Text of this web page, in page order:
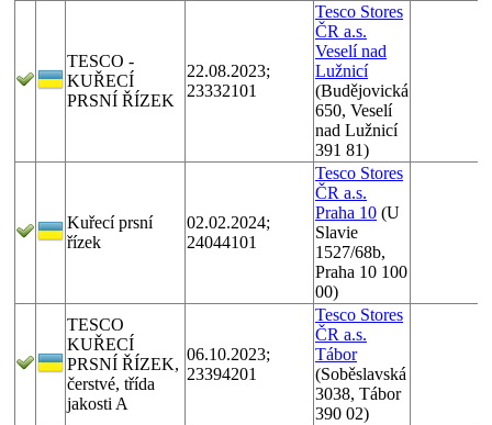
TESCO -
KUŘECÍ
PRSNÍ ŘÍZEK
22.08.2023;
23332101
Tesco Stores
ČR a.s.
Veselí nad
Lužnicí
(Budějovická
650, Veselí
nad Lužnicí
391 81)
Kuřecí prsní
řízek
02.02.2024;
24044101
Tesco Stores
ČR a.s.
Praha 10 (U
Slavie
1527/68b,
Praha 10 100
00)
TESCO
KUŘECÍ
PRSNÍ ŘÍZEK,
čerstvé, třída
jakosti A
06.10.2023;
23394201
Tesco Stores
ČR a.s.
Tábor
(Soběslavská
3038, Tábor
390 02)